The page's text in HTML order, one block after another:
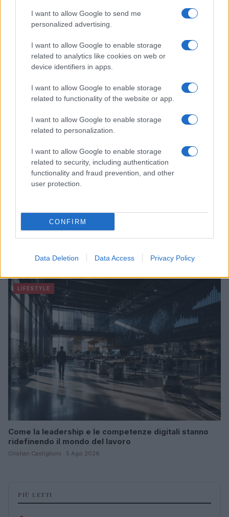
I want to allow Google to send me
personalized advertising.
I want to allow Google to enable storage
related to analytics like cookies on web or
device identifiers in apps.
I want to allow Google to enable storage
related to functionality of the website or app.
I want to allow Google to enable storage
related to personalization.
I want to allow Google to enable storage
related to security, including authentication
functionality and fraud prevention, and other
user protection.
CONFIRM
Data Deletion Data Access Privacy Policy
Scopri Vulcano, l’isola delle Eolie con spiagge nere e
paesaggi vulcanici
LIFESTYLE
Palma de Mallorca
LIFESTYLE
Come la leadership e le competenze digitali stanno
ridefinendo il mondo del lavoro
Cristian Castiglioni · 5 Ago 2026
PIÙ LETTI